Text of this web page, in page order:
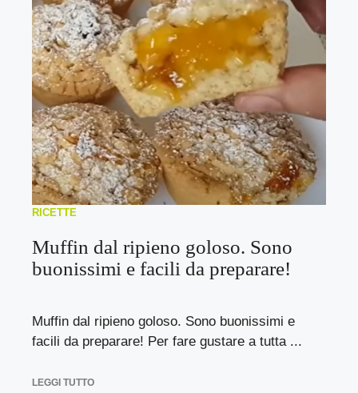
RICETTE
Muffin dal ripieno goloso. Sono
buonissimi e facili da preparare!
Muffin dal ripieno goloso. Sono buonissimi e
facili da preparare! Per fare gustare a tutta ...
LEGGI TUTTO